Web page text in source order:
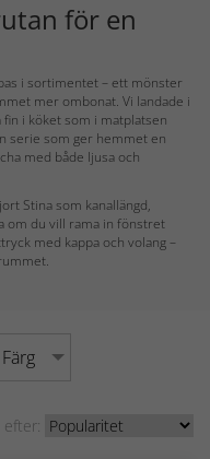
för en
i sortimentet – ett mönster
mer ombonat. Vi landade i
fin i köket som i matplatsen
serie som ger hemmet en
med både ljusa och
Stina som kanallängd,
om du vill rama in fönstret
med kappa och volang –
Färg
efter: